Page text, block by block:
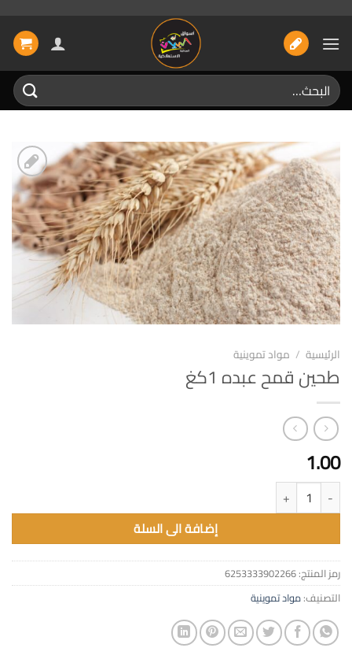
البحث
عن:
إضافة
الى
المفضلة
الرئيسية / مواد تموينية
طحين قمح عبده 1كغ
1.00
كمية طحين قمح عبده 1كغ
إضافة الى السلة
رمز المنتج:6253333902266
التصنيف:مواد تموينية